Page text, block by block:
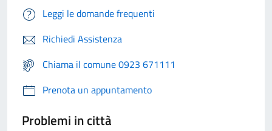
Leggi le domande frequenti
Richiedi Assistenza
Chiama il comune 0923 671111
Prenota un appuntamento
Problemi in città